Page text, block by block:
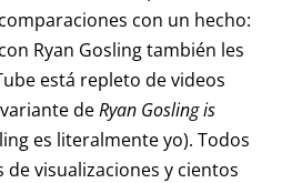
con un hecho:
Ryan Gosling también les
está repleto de videos
deRyan Gosling is
es literalmente yo). Todos
visualizaciones y cientos